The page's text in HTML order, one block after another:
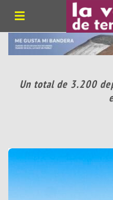
Un total de 3.200